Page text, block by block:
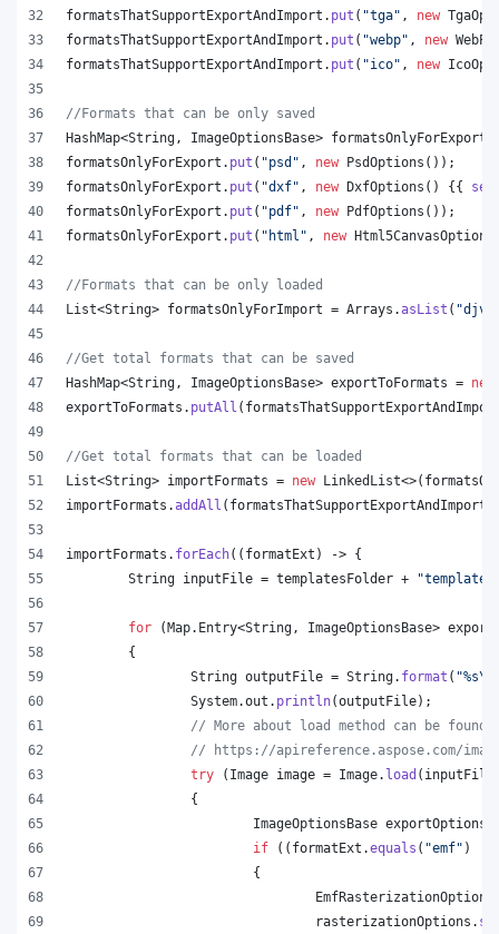
formatsThatSupportExportAndImport . put ( "tga" , new
formatsThatSupportExportAndImport . put ( "webp" , new
formatsThatSupportExportAndImport . put ( "ico" , new
//Formats that can be only saved
HashMap<String , ImageOptionsBase> formatsOnlyForExport
formatsOnlyForExport . put ( "psd" , new PsdOptions ());
formatsOnlyForExport . put ( "dxf" , new DxfOptions () {{
formatsOnlyForExport . put ( "pdf" , new PdfOptions ());
formatsOnlyForExport . put ( "html" , new Html5CanvasOptions
//Formats that can be only loaded
List<String> formatsOnlyForImport = Arrays .asList (
//Get total formats that can be saved
HashMap<String , ImageOptionsBase> exportToFormats = new
exportToFormats . putAll (
//Get total formats that can be loaded
List<String> importFormats = new LinkedList<>(
importFormats .addAll ( formatsThatSupportExportAndImport
importFormats . forEach(( formatExt ) -> {
String inputFile = templatesFolder +
for (Map. Entry<String , ImageOptionsBase>
	{
String outputFile = String. format ( "%s\\
System.out . println(outputFile);
// More about load method can be found
// https://apireference.aspose.com/
try ( Image image = Image. load ( inputFile
		{
ImageOptionsBase exportOptions
if (( formatExt .equals ( "emf" )
			{
EmfRasterizationOptions
rasterizationOptions .